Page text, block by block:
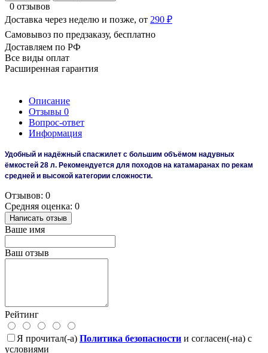
0 отзывов
Доставка через неделю и позже, от 290 ₽
Самовывоз по предзаказу, бесплатно
Доставляем по РФ
Все виды оплат
Расширенная гарантия
Описание
Отзывы 0
Вопрос-ответ
Информация
Удобный и надёжный спасжилет с большим объёмом надувных
ёмкостей 28 л. Рекомендуется для походов на катамаранах по рекам
средней и высокой категории сложности.
Отзывов: 0
Средняя оценка: 0
Написать отзыв
Ваше имя
Ваш отзыв
Рейтинг
Я прочитал(-а) Политика безопасности и согласен(-на) с
условиями